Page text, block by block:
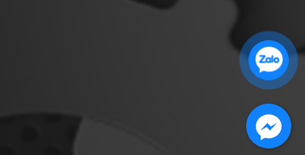
Zalo 2: 0972 14 9900